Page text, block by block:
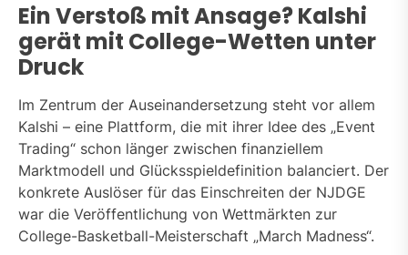
Ein Verstoß mit Ansage? Kalshi
gerät mit College-Wetten unter
Druck
Im Zentrum der Auseinandersetzung steht vor allem
Kalshi – eine Plattform, die mit ihrer Idee des „Event
Trading“ schon länger zwischen finanziellem
Marktmodell und Glücksspieldefinition balanciert. Der
konkrete Auslöser für das Einschreiten der NJDGE
war die Veröffentlichung von Wettmärkten zur
College-Basketball-Meisterschaft „March Madness“.